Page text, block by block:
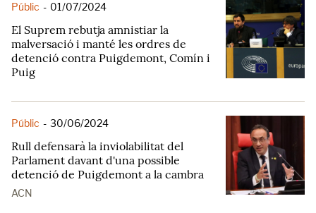
Públic - 01/07/2024
El Suprem rebutja amnistiar la
malversació i manté les ordres de
detenció contra Puigdemont, Comín i
Puig
Públic - 30/06/2024
Rull defensarà la inviolabilitat del
Parlament davant d'una possible
detenció de Puigdemont a la cambra
ACN